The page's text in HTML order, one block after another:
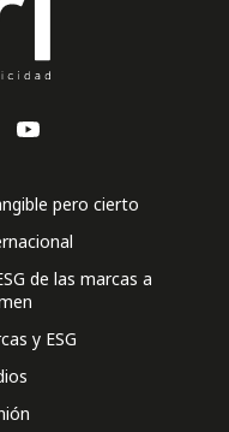
pero cierto
de las marcas a
y ESG